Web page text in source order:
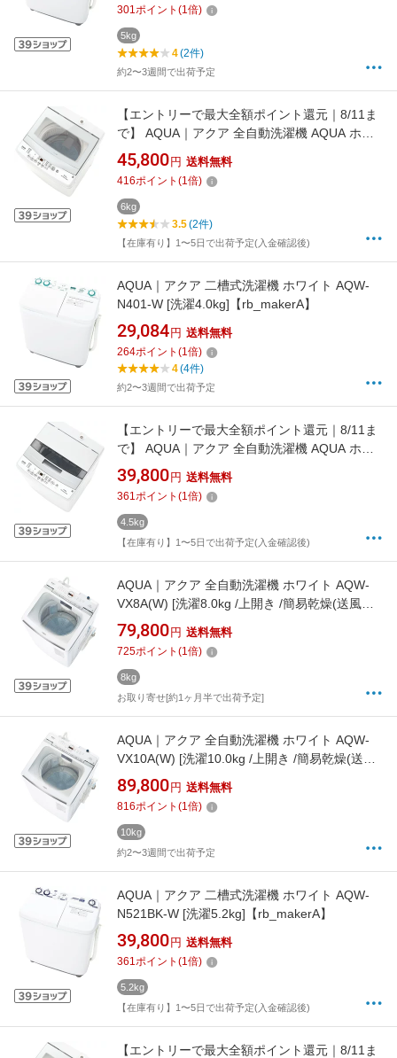
301ポイント (1倍)
5kg
4(2件)
約2〜3週間で出荷予定
【エントリーで最大全額ポイント還元｜8/11ま
で】 AQUA｜アクア 全自動洗濯機 AQUA ホワ
イト AQW-S601A(W) [洗濯6.0kg /上開き /簡易
乾燥(送風機能)]【rb_makerA】
45,800 円 送料無料
416ポイント (1倍)
6kg
3.5(2件)
【在庫有り】1〜5日で出荷予定(入金確認後)
AQUA｜アクア 二槽式洗濯機 ホワイト AQW-
N401-W [洗濯4.0kg]【rb_makerA】
29,084 円 送料無料
264ポイント (1倍)
4(4件)
約2〜3週間で出荷予定
【エントリーで最大全額ポイント還元｜8/11ま
で】 AQUA｜アクア 全自動洗濯機 AQUA ホワ
イト AQW-S451A(W) [洗濯4.5kg /上開き /簡易
乾燥(送風機能)]【rb_makerA】
39,800 円 送料無料
361ポイント (1倍)
4.5kg
【在庫有り】1〜5日で出荷予定(入金確認後)
AQUA｜アクア 全自動洗濯機 ホワイト AQW-
VX8A(W) [洗濯8.0kg /上開き /簡易乾燥(送風機
能)]【rb_makerA】
79,800 円 送料無料
725ポイント (1倍)
8kg
お取り寄せ[約1ヶ月半で出荷予定]
AQUA｜アクア 全自動洗濯機 ホワイト AQW-
VX10A(W) [洗濯10.0kg /上開き /簡易乾燥(送風
機能)]【rb_makerA】
89,800 円 送料無料
816ポイント (1倍)
10kg
約2〜3週間で出荷予定
AQUA｜アクア 二槽式洗濯機 ホワイト AQW-
N521BK-W [洗濯5.2kg]【rb_makerA】
39,800 円 送料無料
361ポイント (1倍)
5.2kg
【在庫有り】1〜5日で出荷予定(入金確認後)
【エントリーで最大全額ポイント還元｜8/11ま